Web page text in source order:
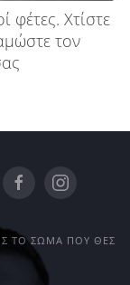
φέτες. Χτίστε
τον
ΤΟ ΣΏΜΑ ΠΟΥ ΘΕΣ